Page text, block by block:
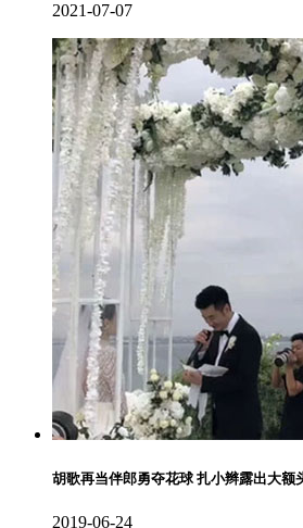
2021-07-07
胡歌再当伴郎勇夺花球 扎小辫露出大额
2019-06-24